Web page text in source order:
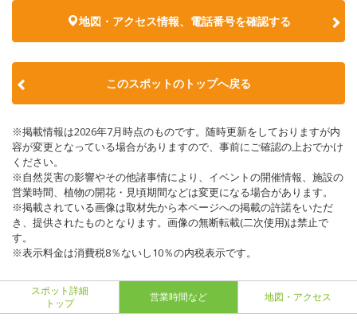
地図・アクセス情報、電話番号を確認する
このスポットのトップへ戻る
※掲載情報は2026年7月時点のものです。随時更新をしておりますが内
容が変更となっている場合がありますので、事前にご確認の上おでかけ
ください。
※自然災害の影響やその他諸事情により、イベントの開催情報、施設の
営業時間、植物の開花・見頃期間などは変更になる場合があります。
※掲載されている画像は取材先から本ページへの掲載の許諾をいただ
き、提供されたものとなります。画像の無断転載(二次使用)は禁止で
す。
※表示料金は消費税8％ないし10％の内税表示です。
スポット詳細
トップ
営業時間など 地図・アクセス